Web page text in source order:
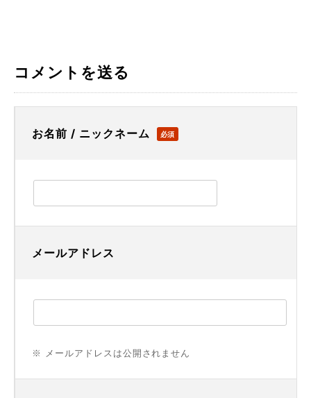
コメントを送る
お名前 / ニックネーム 必須
メールアドレス
※ メールアドレスは公開されません